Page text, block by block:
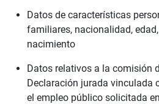
Datos de características
familiares, nacionalidad,
nacimiento
Datos relativos a la comisión
Declaración jurada vinculada
el empleo público solicitada